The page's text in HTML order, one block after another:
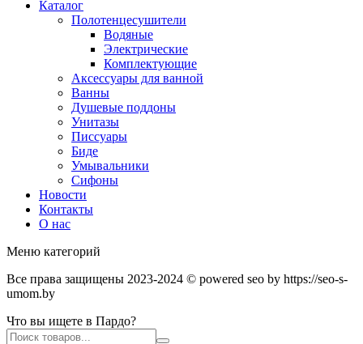
Каталог
Полотенцесушители
Водяные
Электрические
Комплектующие
Аксессуары для ванной
Ванны
Душевые поддоны
Унитазы
Писсуары
Биде
Умывальники
Сифоны
Новости
Контакты
О нас
Меню категорий
Все права защищены 2023-2024 © powered seo by https://seo-s-
umom.by
Что вы ищете в Пардо?